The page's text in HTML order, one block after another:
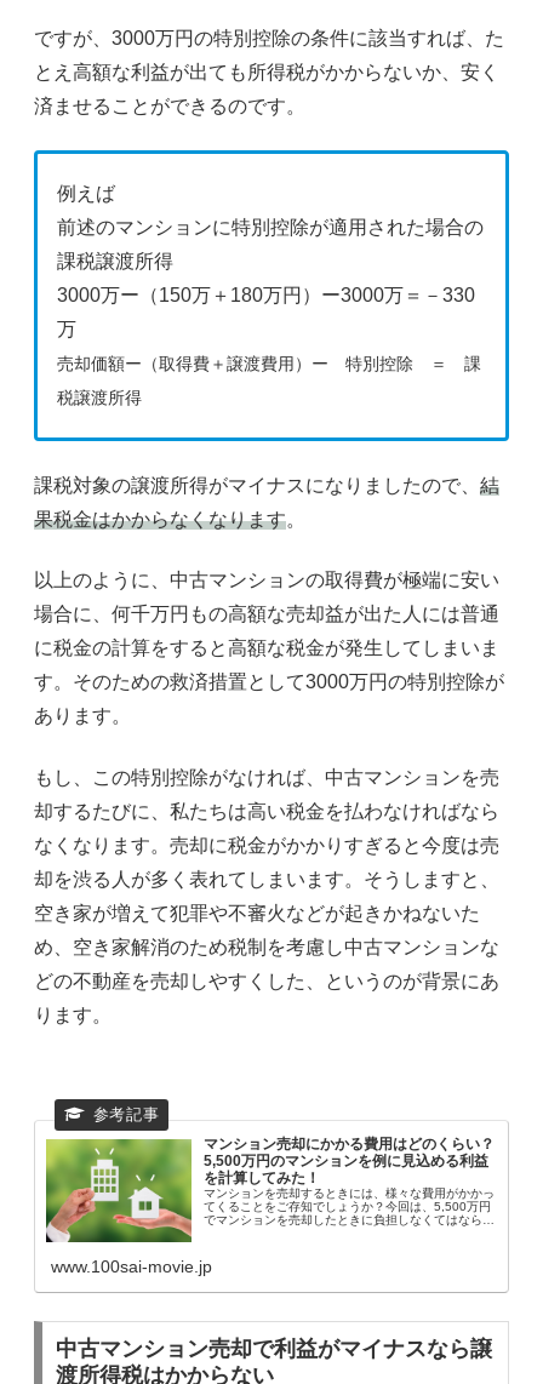
ですが、3000万円の特別控除の条件に該当すれば、た
とえ高額な利益が出ても所得税がかからないか、安く
済ませることができるのです。
例えば
前述のマンションに特別控除が適用された場合の
課税譲渡所得
3000万ー（150万＋180万円）ー3000万＝－330
万
売却価額ー（取得費＋譲渡費用）ー 特別控除 ＝ 課
税譲渡所得
課税対象の譲渡所得がマイナスになりましたので、 結
果税金はかからなくなります。
以上のように、中古マンションの取得費が極端に安い
場合に、何千万円もの高額な売却益が出た人には普通
に税金の計算をすると高額な税金が発生してしまいま
す。そのための救済措置として3000万円の特別控除が
あります。
もし、この特別控除がなければ、中古マンションを売
却するたびに、私たちは高い税金を払わなければなら
なくなります。売却に税金がかかりすぎると今度は売
却を渋る人が多く表れてしまいます。そうしますと、
空き家が増えて犯罪や不審火などが起きかねないた
め、空き家解消のため税制を考慮し中古マンションな
どの不動産を売却しやすくした、というのが背景にあ
ります。
マンション売却にかかる費用はどのくらい？
5,500万円のマンションを例に見込める利益
を計算してみた！
マンションを売却するときには、様々な費用がかかっ
てくることをご存知でしょうか？今回は、5,500万円
でマンションを売却したときに負担しなくてはならな
www.100sai-movie.jp
中古マンション売却で利益がマイナスなら譲
渡所得税はかからない